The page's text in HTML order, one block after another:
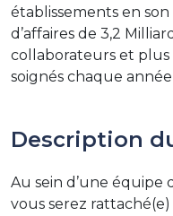
établissements en
d’affaires de 3,2
collaborateurs et plus
soignés chaque
Description
Au sein d’une équipe
vous serez